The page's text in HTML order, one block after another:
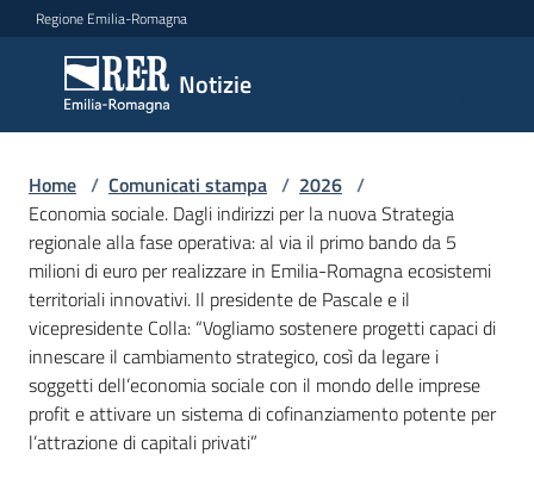
Vai al contenuto
Vai alla navigazione
Vai al footer
Regione Emilia-Romagna
Notizie
Notizie
Comunicati
stampa
Menu selezionato
Cerca
un
comunicato
Risorse
Home / Comunicati stampa / 2026 /
Economia sociale. Dagli indirizzi per la nuova Strategia
regionale alla fase operativa: al via il primo bando da 5
milioni di euro per realizzare in Emilia-Romagna ecosistemi
territoriali innovativi. Il presidente de Pascale e il
vicepresidente Colla: “Vogliamo sostenere progetti capaci di
innescare il cambiamento strategico, così da legare i
soggetti dell’economia sociale con il mondo delle imprese
profit e attivare un sistema di cofinanziamento potente per
l’attrazione di capitali privati”